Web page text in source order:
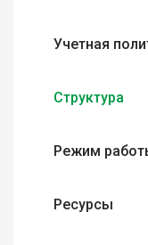
Учетная
Структура
Режим
Ресурсы